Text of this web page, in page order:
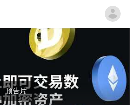
预告片